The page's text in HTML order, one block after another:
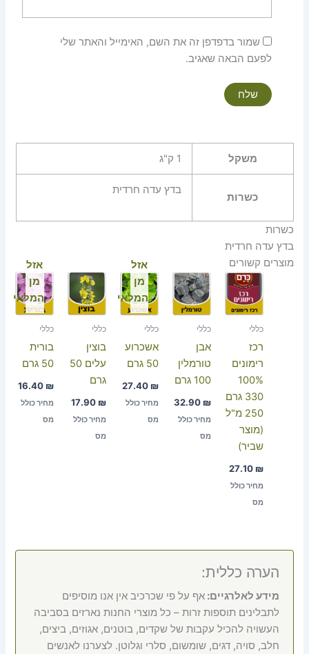
שמור בדפדפן זה את השם, האימייל והאתר שלי
לפעם הבאה שאגיב.
משקל 1 ק"ג
כשרות
בדץ עדה חרדית
כשרות
בדץ עדה חרדית
מוצרים קשורים
כללי
רכז
רימונים
100%
330 גרם
250 מ"ל
(מוצר
שביר)
27.10 ₪
מחיר כולל
מס
כללי
אבן
טורמלין
100 גרם
32.90 ₪
מחיר כולל
מס
אזל
מן
המלאי
כללי
אשכרוע
50 גרם
27.40 ₪
מחיר כולל
מס
כללי
בוצין
עלים 50
גרם
17.90 ₪
מחיר כולל
מס
אזל
מן
המלאי
כללי
בורית
50 גרם
16.40 ₪
מחיר כולל
מס
הערה כללית:
מידע לאלרגיים:אף על פי שכרכיב אין אנו מוסיפים
לתבלינים תוספות זרות – כל מוצרי החנות נארזים בסביבה
העשויה להכיל עקבות של שקדים, בוטנים, אגוזים, ביצים,
חלב, סויה, דגים, שומשום, סלרי וגלוטן. לצערנו לאנשים